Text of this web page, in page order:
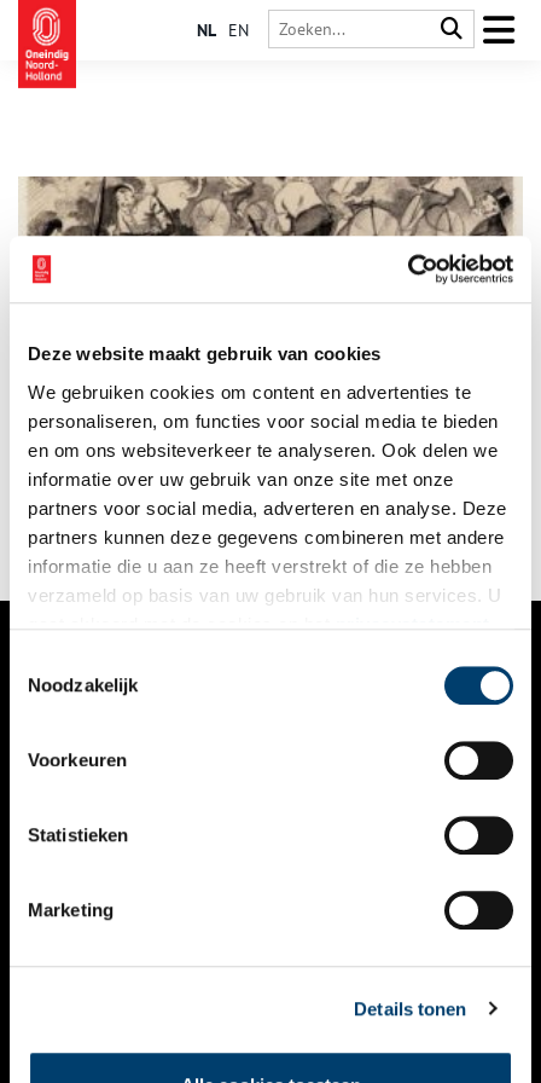
Deze website maakt gebruik van cookies
We gebruiken cookies om content en advertenties te
personaliseren, om functies voor social media te bieden
en om ons websiteverkeer te analyseren. Ook delen we
informatie over uw gebruik van onze site met onze
partners voor social media, adverteren en analyse. Deze
partners kunnen deze gegevens combineren met andere
informatie die u aan ze heeft verstrekt of die ze hebben
verzameld op basis van uw gebruik van hun services. U
Noodzakelijk
Voorkeuren
Statistieken
Marketing
Details tonen
NL EN
“De oefening is aangenaam en het best bij schaatsenrijden te
vergelijken.” Zo probeerde de firma H.H. Timmer en Co de
Amsterdammers uit te leggen wat fietsen was. Toen zij op 17
maart 1869 bij de Oude Schans Nederlands eerste rijschool
voor vélocipèdes openden, hadden de meeste mensen nog
nooit een fiets gezien. Er was een wereld te veroveren.n
VERHALEN
KALENDER
THEMA’S
VIDEO’S
CONTACT